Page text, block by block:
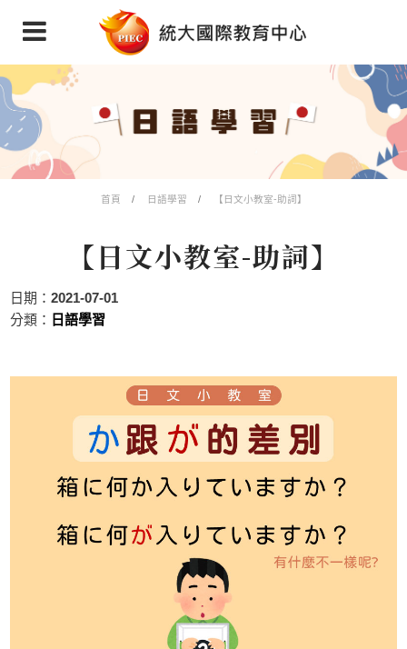
首頁 日語學習 【日文小教室-助詞】
【日文小教室-助詞】
日期：2021-07-01
分類： 日語學習